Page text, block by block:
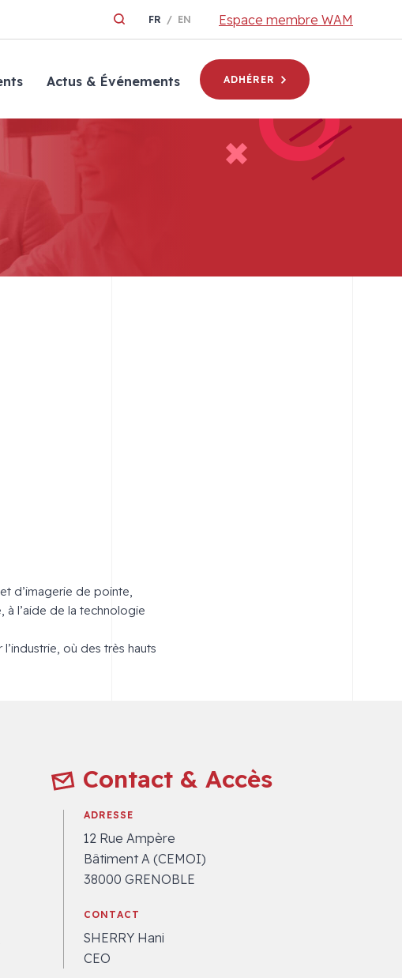
FR EN Espace membre WAM
Actus & Événements ADHÉRER
d’imagerie de pointe,
à l’aide de la technologie
où des très hauts
Contact & Accès
ADRESSE
12 Rue Ampère
Bâtiment A (CEMOI)
38000 GRENOBLE
CONTACT
SHERRY Hani
CEO